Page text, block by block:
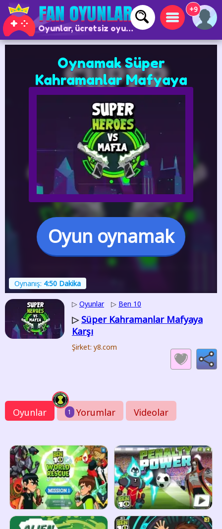
Oyunlar, ücretsiz oyunlar ve çevrimiçi oyunlar
+9
Oynamak Süper
Kahramanlar Mafyaya
Karşı
Oyun oynamak
Oynanış: 4:50 Dakika
▷ Oyunlar ▷ Ben 10
▷ Süper Kahramanlar Mafyaya
Karşı
Şirket: y8.com
Oyunlar 1 Yorumlar Videolar